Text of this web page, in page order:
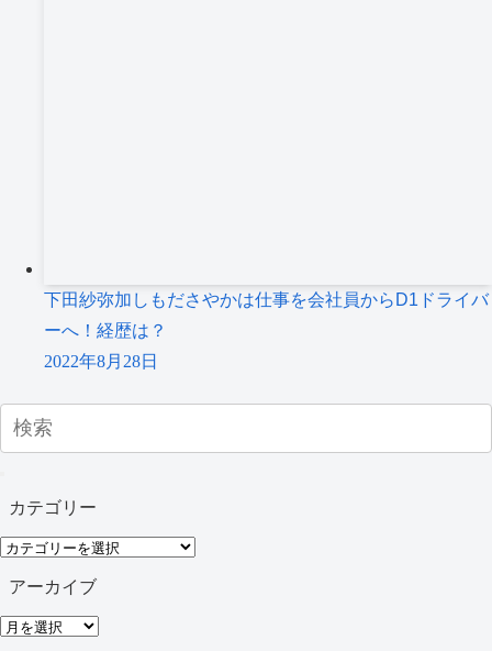
下田紗弥加しもださやかは仕事を会社員からD1ドライバ
ーへ！経歴は？
2022年8月28日
カテゴリー
カ
テ
リ
アーカイブ
ア